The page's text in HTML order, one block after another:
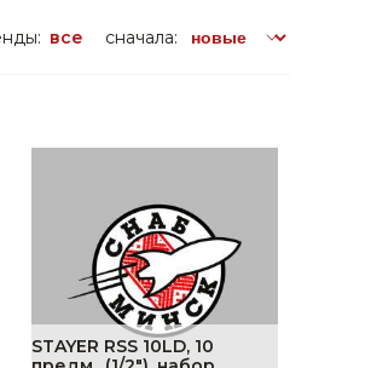
сначала:
все
STAYER RSS 10LD, 10